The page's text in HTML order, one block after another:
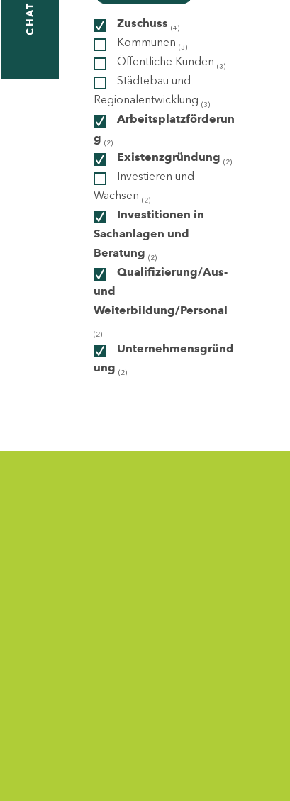
CHAT Zuschuss (4)
Kommunen (3)
Öffentliche Kunden (3)
Städtebau und
Regionalentwicklung (3)
Arbeitsplatzförderun
g (2)
Existenzgründung (2)
Investieren und
Wachsen (2)
Investitionen in
Sachanlagen und
Beratung (2)
Qualifizierung/Aus-
und
Weiterbildung/Personal
(2)
Unternehmensgründ
ung (2)